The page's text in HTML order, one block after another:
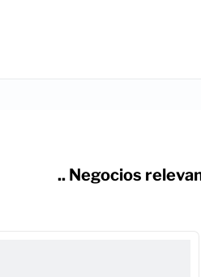
.. Negocios